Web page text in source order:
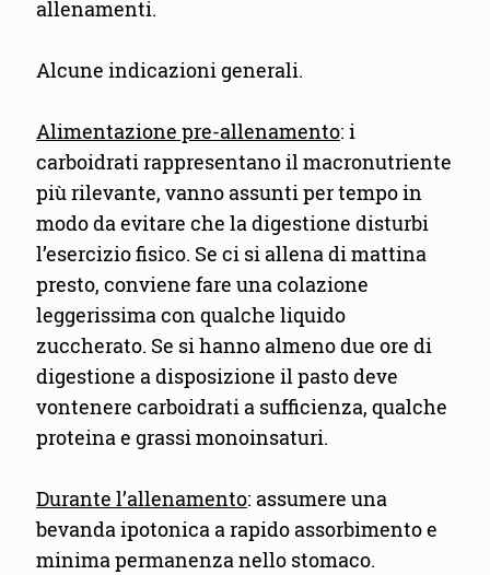
allenamenti.
Alcune indicazioni generali.
Alimentazione pre-allenamento: i
carboidrati rappresentano il macronutriente
più rilevante, vanno assunti per tempo in
modo da evitare che la digestione disturbi
l’esercizio fisico. Se ci si allena di mattina
presto, conviene fare una colazione
leggerissima con qualche liquido
zuccherato. Se si hanno almeno due ore di
digestione a disposizione il pasto deve
vontenere carboidrati a sufficienza, qualche
proteina e grassi monoinsaturi.
Durante l’allenamento: assumere una
bevanda ipotonica a rapido assorbimento e
minima permanenza nello stomaco.